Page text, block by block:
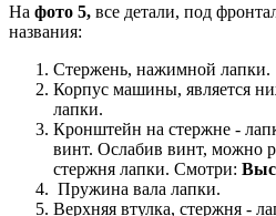
На фото 5, все детали, под
названия:
Стержень, нажимной лапки.
Корпус машины, является
лапки.
Кронштейн на стержне -
винт. Ослабив винт, можно
стержня лапки. Смотри:
Пружина вала лапки.
Верхняя втулка, стержня -